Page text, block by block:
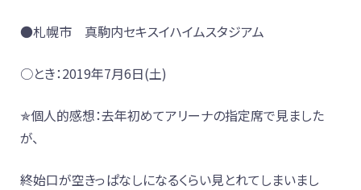
●札幌市 真駒内セキスイハイムスタジアム
○とき：2019年7月6日(土)
✯個人的感想：去年初めてアリーナの指定席で見ました
が、
終始口が空きっぱなしになるくらい見とれてしまいまし